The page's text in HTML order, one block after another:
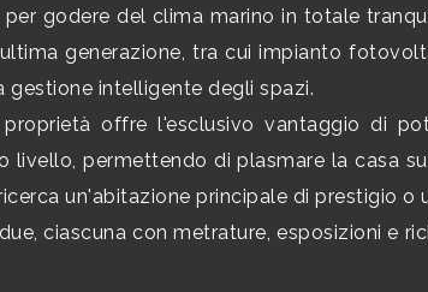
godere del clima marino in totale
generazione, tra cui impianto
gestione intelligente degli spazi.
offre l'esclusivo vantaggio di
livello, permettendo di plasmare la casa
un'abitazione principale di prestigio o
ciascuna con metrature, esposizioni e